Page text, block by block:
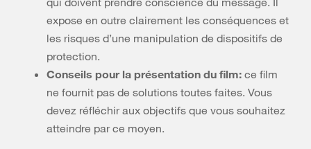
expose en outre clairement les conséquences et
les risques d’une manipulation de dispositifs de
protection.
Conseils pour la présentation du film: ce film
ne fournit pas de solutions toutes faites. Vous
devez réfléchir aux objectifs que vous souhaitez
atteindre par ce moyen.